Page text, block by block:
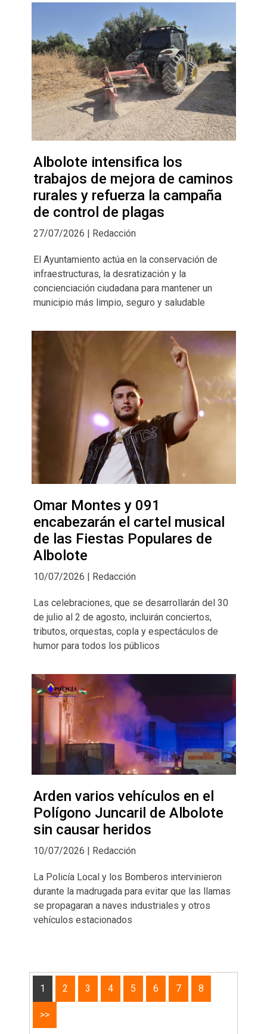
Albolote intensifica los
trabajos de mejora de caminos
rurales y refuerza la campaña
de control de plagas
27/07/2026 | Redacción
El Ayuntamiento actúa en la conservación de
infraestructuras, la desratización y la
concienciación ciudadana para mantener un
municipio más limpio, seguro y saludable
Omar Montes y 091
encabezarán el cartel musical
de las Fiestas Populares de
Albolote
10/07/2026 | Redacción
Las celebraciones, que se desarrollarán del 30
de julio al 2 de agosto, incluirán conciertos,
tributos, orquestas, copla y espectáculos de
humor para todos los públicos
Arden varios vehículos en el
Polígono Juncaril de Albolote
sin causar heridos
10/07/2026 | Redacción
La Policía Local y los Bomberos intervinieron
durante la madrugada para evitar que las llamas
se propagaran a naves industriales y otros
vehículos estacionados
1 2 3 4 5 6 7 8
>>